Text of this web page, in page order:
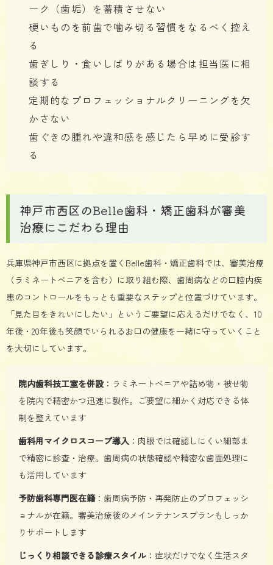
ーク（歯垢）を蓄積させない
硬いものを前歯で噛み切る習慣をなるべく控え
る
歯ぎしり・食いしばりがある場合は担当医に相
談する
定期的なプロフェッショナルクリーニングを欠
かさない
歯ぐきの腫れや違和感を感じたら早めに受診す
る
神戸市西区のBelle歯科・矯正歯科が審美
治療にこだわる理由
兵庫県神戸市西区に拠点を置くBelle歯科・矯正歯科では、審美治療
（ラミネートベニアを含む）に取り組む際、歯周病などの口腔内疾
患のコントロールをもっとも重要なステップと位置づけています。
「見た目をきれいにしたい」というご要望に応えるだけでなく、10
年後・20年後も笑顔でいられるお口の健康を一緒に守っていくこと
を大切にしています。
院内歯科技工室を併設：ラミネートベニアや詰め物・被せ物
を院内で精密かつ迅速に製作。ご要望に細かく対応できる体
制を整えています
歯科用マイクロスコープ導入 ：肉眼では確認しにくい細部ま
で精密に診査・治療。歯周病の状態確認や精密な歯面処理に
も活用しています
予防歯科専門医在籍：歯周病予防・再発防止のプロフェッシ
ョナルが在籍。審美治療後のメインテナンスプランもしっか
りサポートします
じっくり相談できる診療スタイル ：症状だけでなく生活スタ